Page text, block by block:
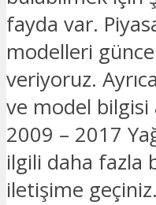
fayda var.
modelleri
veriyoruz.
ve model bilgisi
2009 – 2017
ilgili daha fazla
iletişime geçiniz.